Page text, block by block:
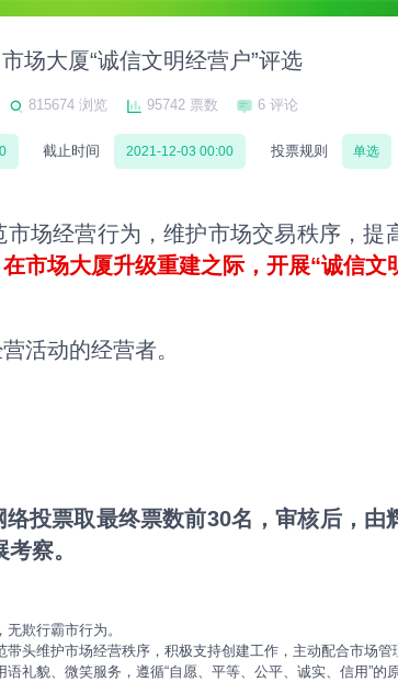
市场大厦“诚信文明经营户”评选
815674 浏览 95742 票数 6 评论
截止时间 2021-12-03 00:00 投票规则 单选
场经营行为，维护市场交易秩序，提
在市场大厦升级重建之际，开展“诚信文
活动的经营者。
投票取最终票数前30名，审核后，
察。
欺行霸市行为。
头维护市场经营秩序，积极支持创建工作，主动配合市场管
礼貌、微笑服务，遵循“自愿、平等、公平、诚实、信用”的